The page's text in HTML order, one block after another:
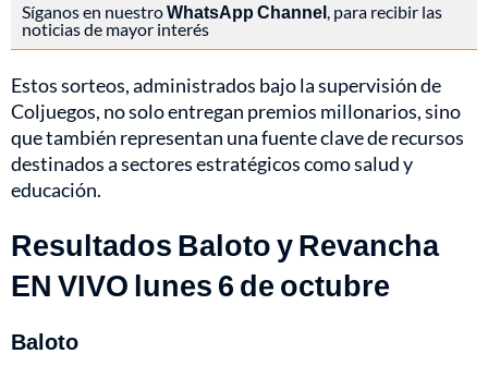
Síganos en nuestroWhatsApp Channel, para recibir las
noticias de mayor interés
Estos sorteos, administrados bajo la supervisión de
Coljuegos, no solo entregan premios millonarios, sino
que también representan una fuente clave de recursos
destinados a sectores estratégicos como salud y
educación.
Resultados Baloto y Revancha
EN VIVO lunes 6 de octubre
Baloto